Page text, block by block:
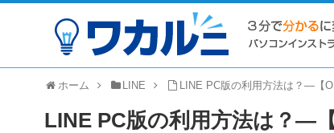
ホーム LINE LINE PC版の利用方法は？―【
LINE PC版の利用方法は？―